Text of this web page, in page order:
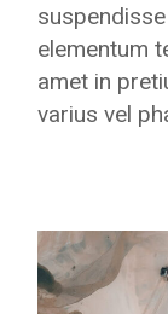
elementum
amet in
varius vel